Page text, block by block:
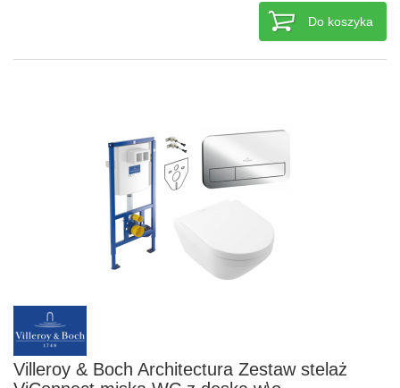
Do koszyka
Villeroy & Boch Architectura Zestaw stelaż